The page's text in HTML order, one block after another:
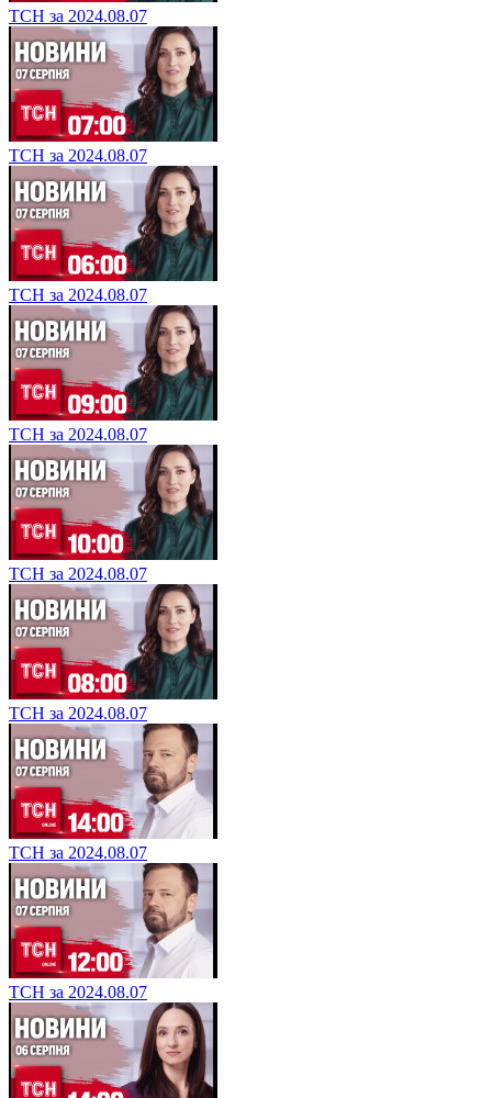
ТСН за 2024.08.07
ТСН за 2024.08.07
ТСН за 2024.08.07
ТСН за 2024.08.07
ТСН за 2024.08.07
ТСН за 2024.08.07
ТСН за 2024.08.07
ТСН за 2024.08.07